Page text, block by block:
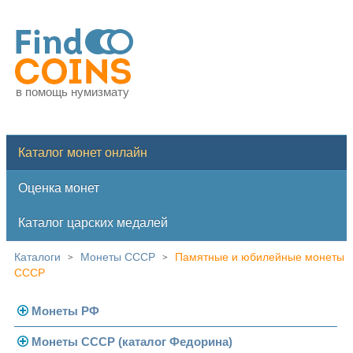
в помощь нумизмату
Каталог монет онлайн
Оценка монет
Каталог царских медалей
Каталоги > Монеты СССР >
Памятные и юбилейные монеты
СССР
Монеты РФ
Современная Россия
Монеты СССР (каталог Федорина)